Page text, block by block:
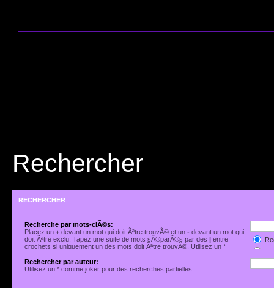
Rechercher
RECHERCHER
Recherche par mots-clÃ©s:
Placez un+ devant un mot qui doit Ãªtre trouvÃ© et un- devant un mot qui
doit Ãªtre exclu. Tapez une suite de mots sÃ©parÃ©s par des| entre
crochets si uniquement un des mots doit Ãªtre trouvÃ©. Utilisez un *
Rechercher par auteur:
Utilisez un * comme joker pour des recherches partielles.